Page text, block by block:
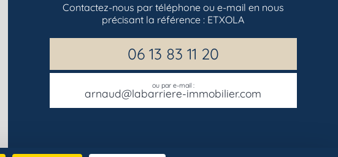
Contactez-nous par téléphone ou e-mail en nous
précisant la référence : ETXOLA
06 13 83 11 20
ou par e-mail :
arnaud@labarriere-immobilier.com